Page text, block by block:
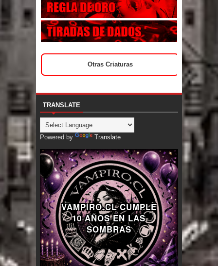
Otras Criaturas
TRANSLATE
Powered by Translate
VAMPIRO.CL CUMPLE
10 AÑOS EN LAS
SOMBRAS